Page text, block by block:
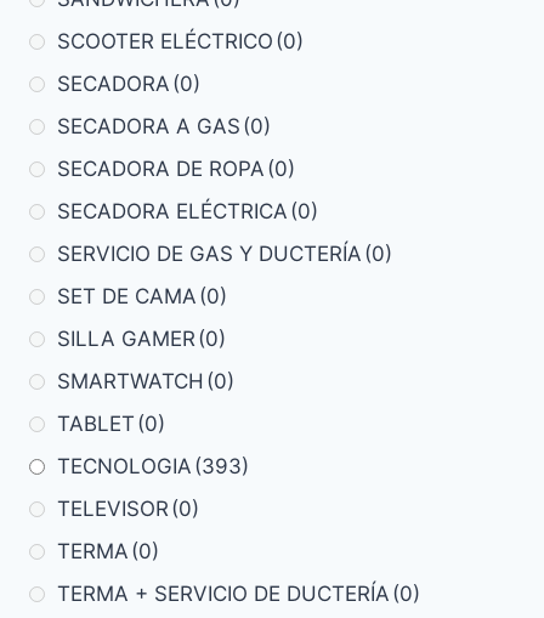
SCOOTER ELÉCTRICO (0)
SECADORA (0)
SECADORA A GAS (0)
SECADORA DE ROPA (0)
SECADORA ELÉCTRICA (0)
SERVICIO DE GAS Y DUCTERÍA (0)
SET DE CAMA (0)
SILLA GAMER (0)
SMARTWATCH (0)
TABLET (0)
TECNOLOGIA (393)
TELEVISOR (0)
TERMA (0)
TERMA + SERVICIO DE DUCTERÍA (0)